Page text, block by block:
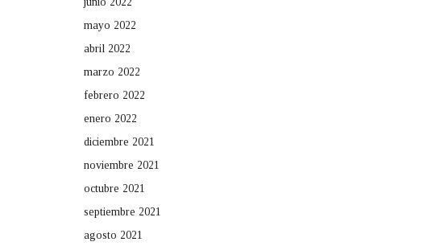
mayo 2022
abril 2022
marzo 2022
febrero 2022
enero 2022
diciembre 2021
noviembre 2021
octubre 2021
septiembre 2021
agosto 2021